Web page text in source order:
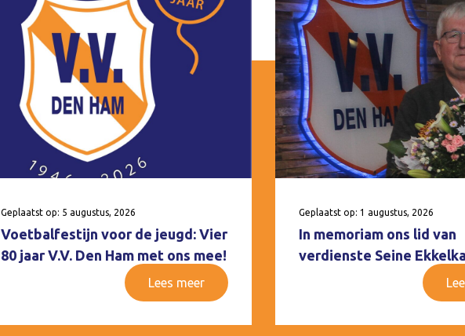
Geplaatst op: 5 augustus, 2026
Voetbalfestijn voor de jeugd: Vier
80 jaar V.V. Den Ham met ons mee!
Lees meer
Geplaatst op: 1 augustus, 2026
In memoriam ons lid van
verdienste Seine